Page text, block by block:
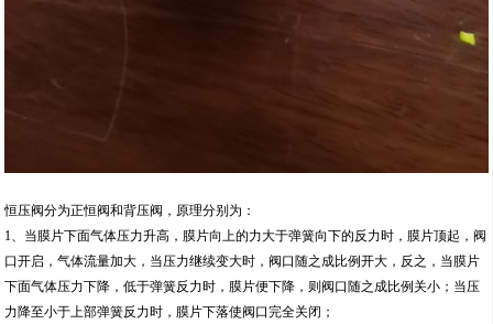
恒压阀分为正恒阀和背压阀，原理分别为：
1、当膜片下面气体压力升高，膜片向上的力大于弹簧向下的反力时，膜片顶起，阀
口开启，气体流量加大，当压力继续变大时，阀口随之成比例开大，反之，当膜片
下面气体压力下降，低于弹簧反力时，膜片便下降，则阀口随之成比例关小；当压
力降至小于上部弹簧反力时，膜片下落使阀口完全关闭；